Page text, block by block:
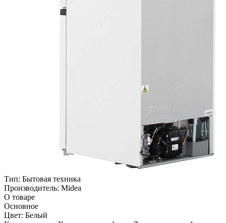
Тип: Бытовая техника
Производитель: Midea
О товаре
Основное
Цвет: Белый